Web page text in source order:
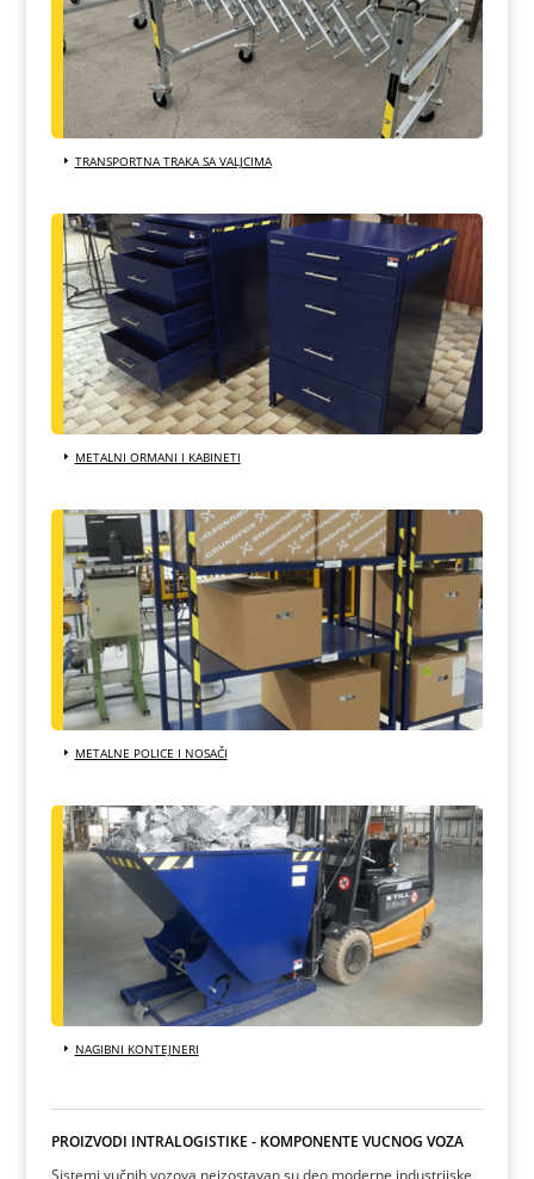
TRANSPORTNA TRAKA SA VALJCIMA
METALNI ORMANI I KABINETI
METALNE POLICE I NOSAČI
NAGIBNI KONTEJNERI
PROIZVODI INTRALOGISTIKE - KOMPONENTE VUČNOG VOZA